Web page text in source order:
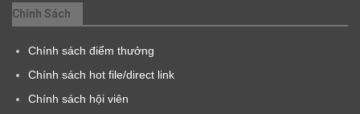
Chính Sách
Chính sách điểm thưởng
Chính sách hot file/direct link
Chính sách hội viên